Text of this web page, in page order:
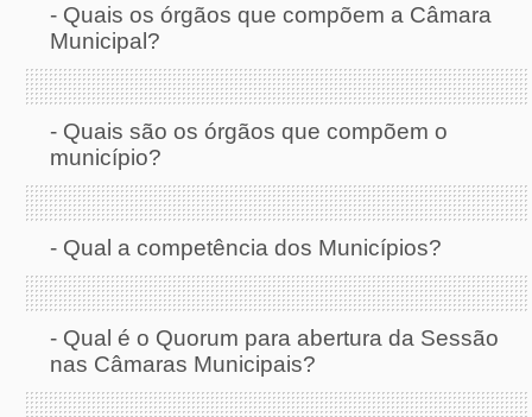
- Quais os órgãos que compõem a Câmara
Municipal?
- Quais são os órgãos que compõem o
município?
- Qual a competência dos Municípios?
- Qual é o Quorum para abertura da Sessão
nas Câmaras Municipais?